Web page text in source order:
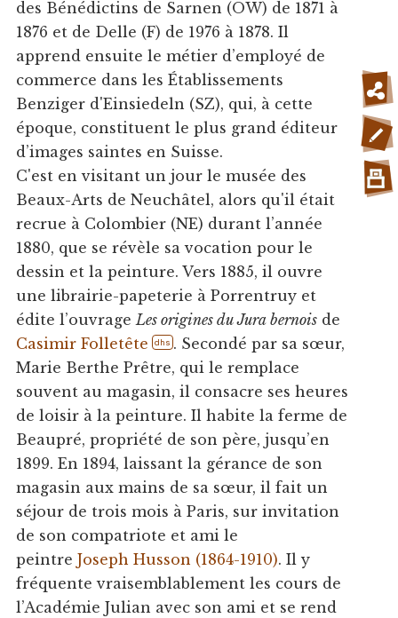
des Bénédictins de Sarnen (OW) de 1871 à
1876 et de Delle (F) de 1976 à 1878. Il
apprend ensuite le métier d’employé de
commerce dans les Établissements
Benziger d'Einsiedeln (SZ), qui, à cette
époque, constituent le plus grand éditeur
d’images saintes en Suisse.
C'est en visitant un jour le musée des
Beaux-Arts de Neuchâtel, alors qu'il était
recrue à Colombier (NE) durant l’année
1880, que se révèle sa vocation pour le
dessin et la peinture. Vers 1885, il ouvre
une librairie-papeterie à Porrentruy et
édite l’ouvrageLes origines du Jura bernoisde
Casimir Folletête
dhs . Secondé par sa sœur,
Marie Berthe Prêtre, qui le remplace
souvent au magasin, il consacre ses heures
de loisir à la peinture. Il habite la ferme de
Beaupré, propriété de son père, jusqu’en
1899. En 1894, laissant la gérance de son
magasin aux mains de sa sœur, il fait un
séjour de trois mois à Paris, sur invitation
de son compatriote et ami le
peintre Joseph Husson (1864-1910). Il y
fréquente vraisemblablement les cours de
l’Académie Julian avec son ami et se rend